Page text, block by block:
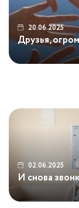
20.06.2025
Друзья,
09.06.2025
Друзья,
04.06.2025
Друзья,
02.06.2025
02.06.2025
И снова